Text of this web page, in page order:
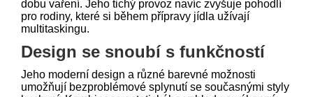
dobu vaření. Jeho tichý provoz navíc zvyšuje pohodlí
pro rodiny, které si během přípravy jídla užívají
multitaskingu.
Design se snoubí s funkčností
Jeho moderní design a různé barevné možnosti
umožňují bezproblémové splynutí se současnými styly